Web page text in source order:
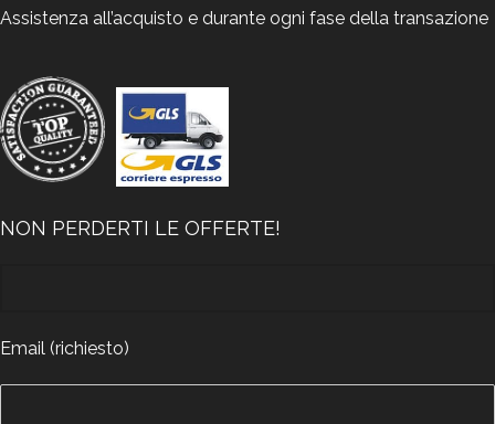
Assistenza all’acquisto e durante ogni fase della transazione
NON PERDERTI LE OFFERTE!
Email (richiesto)